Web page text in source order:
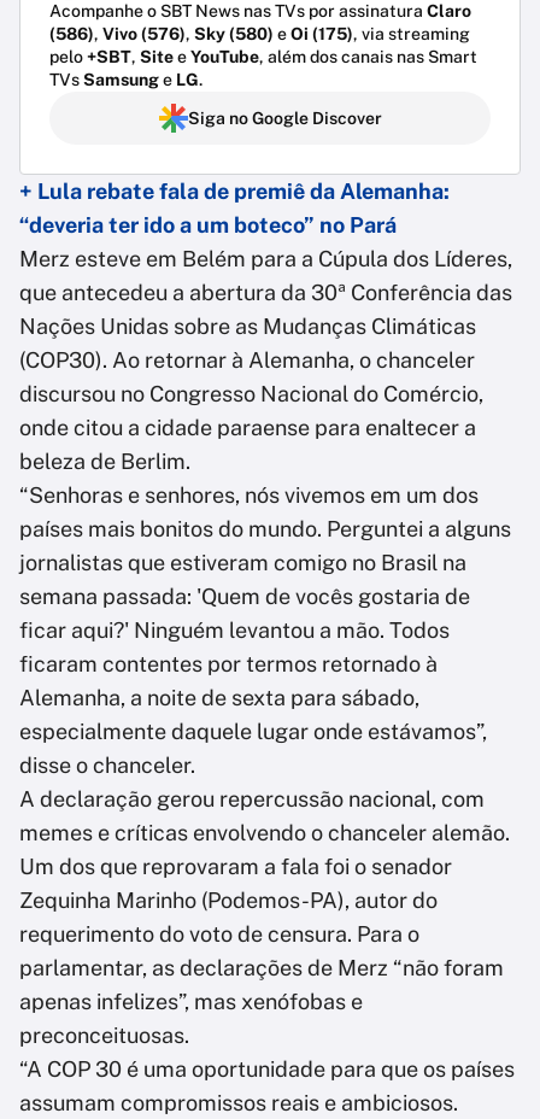
Acompanhe o SBT News nas TVs por assinatura Claro
(586), Vivo (576), Sky (580) eOi (175), via streaming
pelo+SBT, SiteeYouTube, além dos canais nas Smart
TVsSamsunge LG.
Siga no Google Discover
+ Lula rebate fala de premiê da Alemanha:
“deveria ter ido a um boteco” no Pará
Merz esteve em Belém para a Cúpula dos Líderes,
que antecedeu a abertura da 30ª Conferência das
Nações Unidas sobre as Mudanças Climáticas
(COP30). Ao retornar à Alemanha, o chanceler
discursou no Congresso Nacional do Comércio,
onde citou a cidade paraense para enaltecer a
beleza de Berlim.
“Senhoras e senhores, nós vivemos em um dos
países mais bonitos do mundo. Perguntei a alguns
jornalistas que estiveram comigo no Brasil na
semana passada: 'Quem de vocês gostaria de
ficar aqui?' Ninguém levantou a mão. Todos
ficaram contentes por termos retornado à
Alemanha, a noite de sexta para sábado,
especialmente daquele lugar onde estávamos”,
disse o chanceler.
A declaração gerou repercussão nacional, com
memes e críticas envolvendo o chanceler alemão.
Um dos que reprovaram a fala foi o senador
Zequinha Marinho (Podemos-PA), autor do
requerimento do voto de censura. Para o
parlamentar, as declarações de Merz “não foram
apenas infelizes”, mas xenófobas e
preconceituosas.
“A COP 30 é uma oportunidade para que os países
assumam compromissos reais e ambiciosos.